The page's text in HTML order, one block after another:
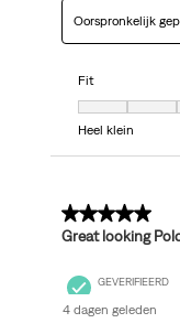
Oorspronkelijk
Fit
Fit, 5 van 7,
Heel klein
5 van 5 sterren.
Great looking
GEVERIFIEERD
4 dagen geleden